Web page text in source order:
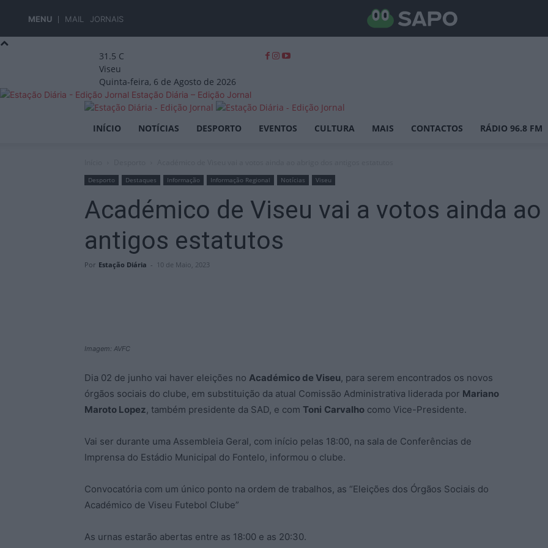
MENU MAIL JORNAIS
31.5 C
Viseu
Quinta-feira, 6 de Agosto de 2026
Estação Diária – Edição Jornal
INÍCIO NOTÍCIAS DESPORTO EVENTOS CULTURA MAIS CONTACTOS RÁDIO 96.8 FM
Desporto Destaques Informação Informação Regional Notícias Viseu
Académico de Viseu vai a votos ainda
antigos estatutos
Por Estação Diária - 10 de Maio, 2023
Imagem: AVFC
Dia 02 de junho vai haver eleições no Académico de Viseu, para serem encontrados os novos
órgãos sociais do clube, em substituição da atual Comissão Administrativa liderada por Mariano
Maroto Lopez, também presidente da SAD, e com Toni Carvalho como Vice-Presidente.
Vai ser durante uma Assembleia Geral, com início pelas 18:00, na sala de Conferências de
Imprensa do Estádio Municipal do Fontelo, informou o clube.
Convocatória com um único ponto na ordem de trabalhos, as “Eleições dos Órgãos Sociais do
Académico de Viseu Futebol Clube”
As urnas estarão abertas entre as 18:00 e as 20:30.